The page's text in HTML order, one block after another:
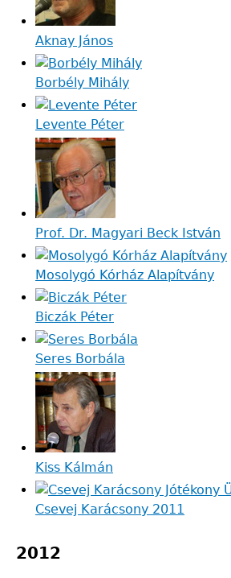
Aknay János
Borbély Mihály
Levente Péter
Prof. Dr. Magyari Beck István
Mosolygó Kórház Alapítvány
Biczák Péter
Seres Borbála
Kiss Kálmán
Csevej Karácsony 2011
2012